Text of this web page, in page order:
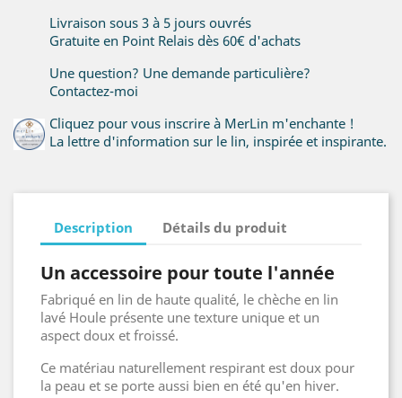
Livraison sous 3 à 5 jours ouvrés
Gratuite en Point Relais dès 60€ d'achats
Une question? Une demande particulière?
Contactez-moi
Cliquez pour vous inscrire à MerLin m'enchante !
La lettre d'information sur le lin, inspirée et inspirante.
Description Détails du produit
Un accessoire pour toute l'année
Fabriqué en lin de haute qualité, le chèche en lin
lavé Houle présente une texture unique et un
aspect doux et froissé.
Ce matériau naturellement respirant est doux pour
la peau et se porte aussi bien en été qu'en hiver.